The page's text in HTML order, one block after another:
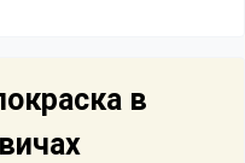
в